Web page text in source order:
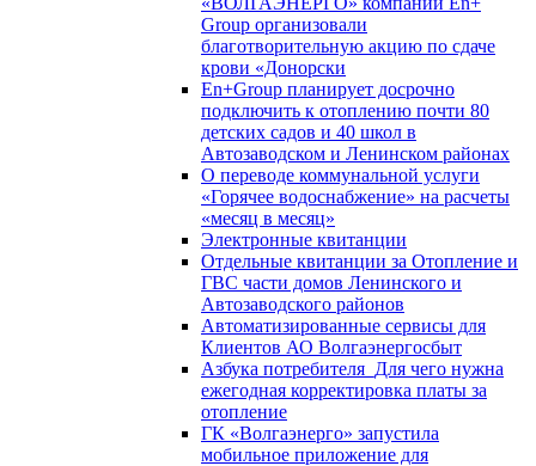
Group организовали
благотворительную акцию по сдаче
крови «Донорски
En+Group планирует досрочно
подключить к отоплению почти 80
детских садов и 40 школ в
Автозаводском и Ленинском районах
О переводе коммунальной услуги
«Горячее водоснабжение» на расчеты
«месяц в месяц»
Электронные квитанции
Отдельные квитанции за Отопление и
ГВС части домов Ленинского и
Автозаводского районов
Автоматизированные сервисы для
Клиентов АО Волгаэнергосбыт
Азбука потребителя_Для чего нужна
ежегодная корректировка платы за
отопление
ГК «Волгаэнерго» запустила
мобильное приложение для